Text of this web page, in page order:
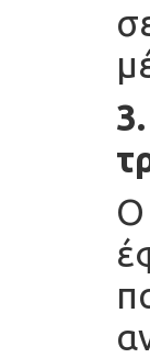
Ο